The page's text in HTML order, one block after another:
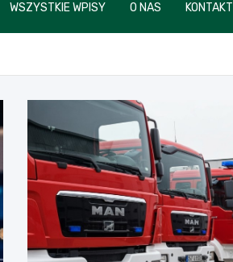
WSZYSTKIE WPISY O NAS KONTAKT